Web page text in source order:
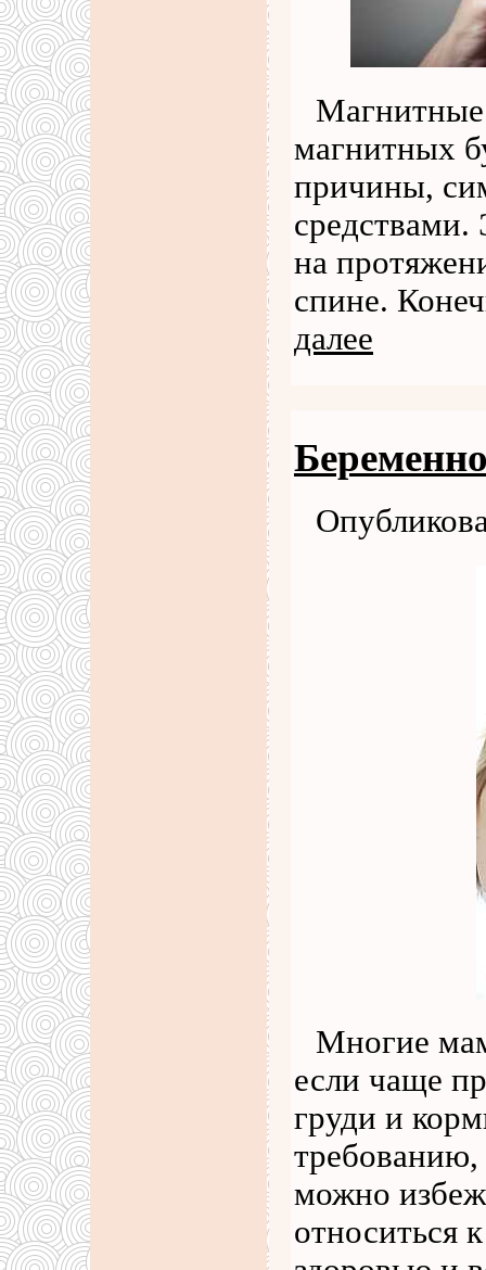
Магнитные
магнитных
причины,
средствами.
на
спине.
далее
Многие
если чаще
груди и
требованию,
можно
относиться